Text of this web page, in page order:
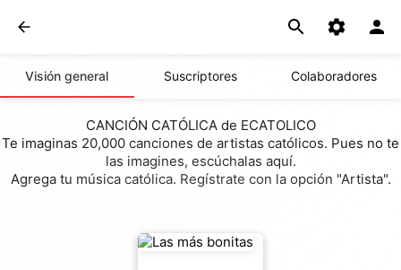
Visión general Suscriptores Colaboradores
CANCIÓN CATÓLICA de ECATOLICO
Te imaginas 20,000 canciones de artistas católicos. Pues no te
las imagines, escúchalas aquí.
Agrega tu música católica. Regístrate con la opción "Artista".